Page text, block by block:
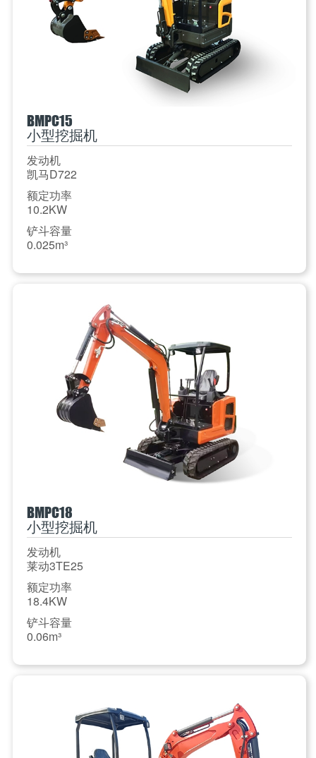
BMPC15
小型挖掘机
发动机
凯马D722
额定功率
10.2KW
铲斗容量
0.025m³
BMPC18
小型挖掘机
发动机
莱动3TE25
额定功率
18.4KW
铲斗容量
0.06m³